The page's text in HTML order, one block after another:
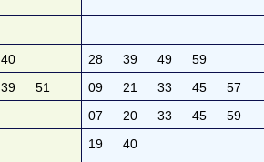
40 28 39 49 59
39 51 09 21 33 45 57
07 20 33 45 59
19 40